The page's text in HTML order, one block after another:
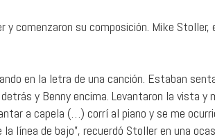
y comenzaron su composición. Mike
en la letra de una canción. Estaban
y Benny encima. Levantaron la vista y
a capela (…) corrí al piano y se me
línea de bajo”, recuerdó Stoller en una